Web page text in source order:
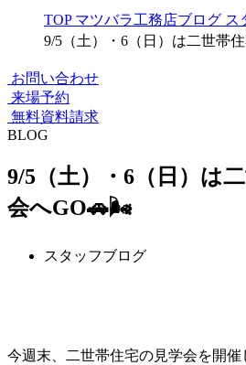
TOP マツバラ工務店ブログ ス
9/5（土）・6（日）は二世帯
お問い合わせ
来場予約
無料資料請求
BLOG
9/5（土）・6（日）は
会へGO🚗🌬
スタッフブログ
今週末、二世帯住宅の見学会を開催